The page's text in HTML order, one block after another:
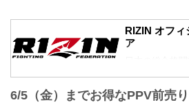
加販売が決定し
追加販売は、明
れることが出
の...
扇久保博正 vs.
第7試合／元谷
RIZIN MMAル
元谷友貴 vs.
第6試合／酒井
RIZIN MMAル
酒井リョウ vs.
RIZIN オフ
ア
日本の総合格
ン）」の公式
ントで着用し
う。
6/5（金）までお得なPPV前売